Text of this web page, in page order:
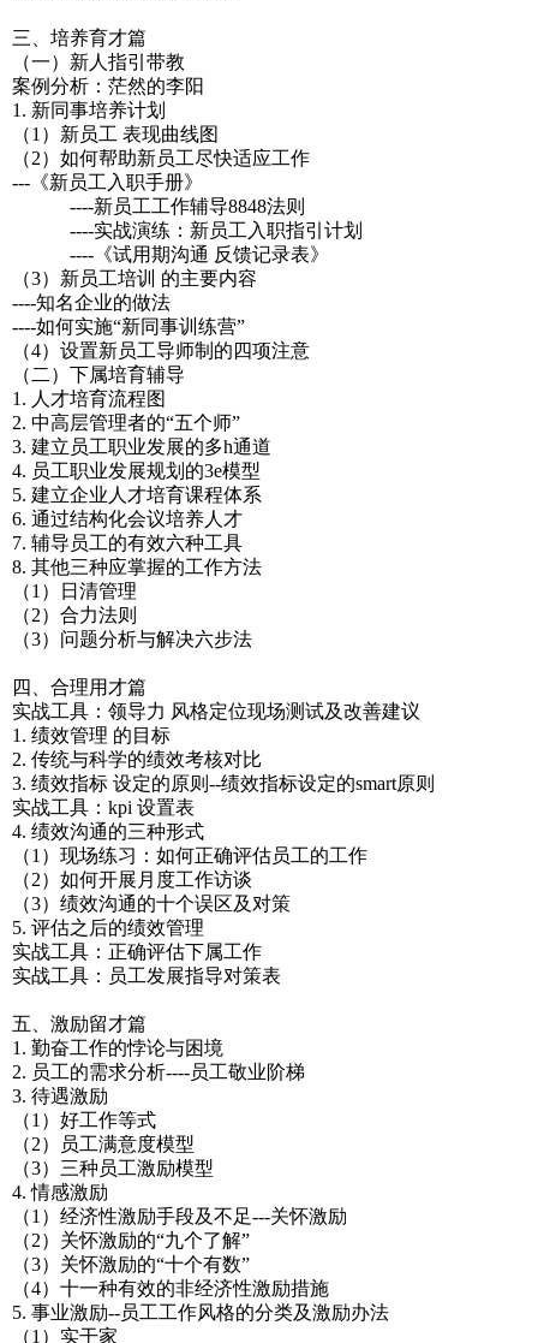
三、培养育才篇
（一）新人指引带教
案例分析：茫然的李阳
1. 新同事培养计划
（1）新员工 表现曲线图
（2）如何帮助新员工尽快适应工作
---《新员工入职手册》
----新员工工作辅导8848法则
----实战演练：新员工入职指引计划
----《试用期沟通 反馈记录表》
（3）新员工培训 的主要内容
----知名企业的做法
----如何实施“新同事训练营”
（4）设置新员工导师制的四项注意
（二）下属培育辅导
1. 人才培育流程图
2. 中高层管理者的“五个师”
3. 建立员工职业发展的多h通道
4. 员工职业发展规划的3e模型
5. 建立企业人才培育课程体系
6. 通过结构化会议培养人才
7. 辅导员工的有效六种工具
8. 其他三种应掌握的工作方法
（1）日清管理
（2）合力法则
（3）问题分析与解决六步法
四、合理用才篇
实战工具：领导力 风格定位现场测试及改善建议
1. 绩效管理 的目标
2. 传统与科学的绩效考核对比
3. 绩效指标 设定的原则--绩效指标设定的smart原则
实战工具：kpi 设置表
4. 绩效沟通的三种形式
（1）现场练习：如何正确评估员工的工作
（2）如何开展月度工作访谈
（3）绩效沟通的十个误区及对策
5. 评估之后的绩效管理
实战工具：正确评估下属工作
实战工具：员工发展指导对策表
五、激励留才篇
1. 勤奋工作的悖论与困境
2. 员工的需求分析----员工敬业阶梯
3. 待遇激励
（1）好工作等式
（2）员工满意度模型
（3）三种员工激励模型
4. 情感激励
（1）经济性激励手段及不足---关怀激励
（2）关怀激励的“九个了解”
（3）关怀激励的“十个有数”
（4）十一种有效的非经济性激励措施
5. 事业激励--员工工作风格的分类及激励办法
（1）实干家